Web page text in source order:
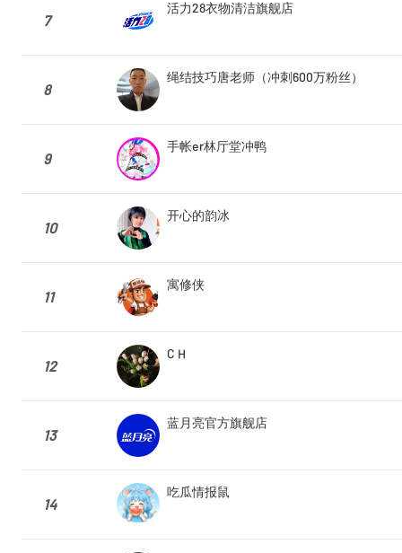
7
活力28衣物清洁旗舰店
8
绳结技巧唐老师（冲刺600万粉丝）
9
手帐er林厅堂冲鸭
10
开心的韵冰
11
寓修侠
12
C H
13
蓝月亮官方旗舰店
14
吃瓜情报鼠